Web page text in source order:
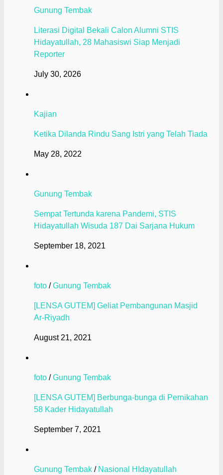
Gunung Tembak
Literasi Digital Bekali Calon Alumni STIS
Hidayatullah, 28 Mahasiswi Siap Menjadi
Reporter
July 30, 2026
Kajian
Ketika Dilanda Rindu Sang Istri yang Telah Tiada
May 28, 2022
Gunung Tembak
Sempat Tertunda karena Pandemi, STIS
Hidayatullah Wisuda 187 Dai Sarjana Hukum
September 18, 2021
foto /Gunung Tembak
[LENSA GUTEM] Geliat Pembangunan Masjid
Ar-Riyadh
August 21, 2021
foto /Gunung Tembak
[LENSA GUTEM] Berbunga-bunga di Pernikahan
58 Kader Hidayatullah
September 7, 2021
Gunung Tembak / Nasional HIdayatullah